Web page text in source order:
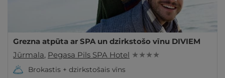
Grezna atpūta ar SPA un dzirkstošo vīnu DIVIEM
Jūrmala, Pegasa Pils SPA Hotel ★ ★ ★ ★
Brokastis + dzirkstošais vīns